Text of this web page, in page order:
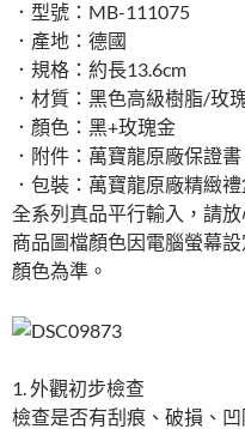
．型號：MB-111075
．產地：德國
．規格：約長13.6cm
．材質：黑色高級樹脂/玫
．顏色：黑+玫瑰金
．附件：萬寶龍原廠保證書
．包裝：萬寶龍原廠精緻
全系列真品平行輸入，請放
商品圖檔顏色因電腦螢幕
顏色為準。
1. 外觀初步檢查
檢查是否有刮痕、破損、